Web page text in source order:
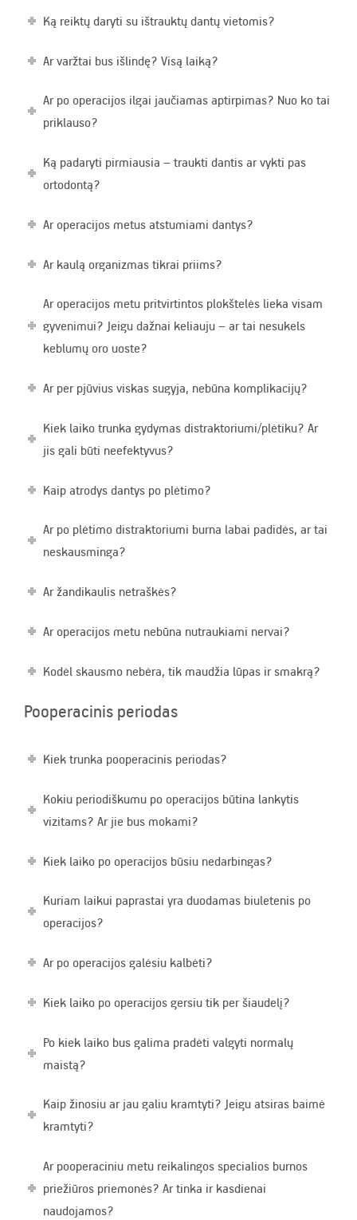
Ką reiktų daryti su ištrauktų dantų vietomis?
Ar varžtai bus išlindę? Visą laiką?
Ar po operacijos ilgai jaučiamas aptirpimas? Nuo ko tai
priklauso?
Ką padaryti pirmiausia – traukti dantis ar vykti pas
ortodontą?
Ar operacijos metus atstumiami dantys?
Ar kaulą organizmas tikrai priims?
Ar operacijos metu pritvirtintos plokštelės lieka visam
gyvenimui? Jeigu dažnai keliauju – ar tai nesukels
keblumų oro uoste?
Ar per pjūvius viskas sugyja, nebūna komplikacijų?
Kiek laiko trunka gydymas distraktoriumi/plėtiku? Ar
jis gali būti neefektyvus?
Kaip atrodys dantys po plėtimo?
Ar po plėtimo distraktoriumi burna labai padidės, ar tai
neskausminga?
Ar žandikaulis netraškės?
Ar operacijos metu nebūna nutraukiami nervai?
Kodėl skausmo nebėra, tik maudžia lūpas ir smakrą?
Pooperacinis periodas
Kiek trunka pooperacinis periodas?
Kokiu periodiškumu po operacijos būtina lankytis
vizitams? Ar jie bus mokami?
Kiek laiko po operacijos būsiu nedarbingas?
Kuriam laikui paprastai yra duodamas biuletenis po
operacijos?
Ar po operacijos galėsiu kalbėti?
Kiek laiko po operacijos gersiu tik per šiaudelį?
Po kiek laiko bus galima pradėti valgyti normalų
maistą?
Kaip žinosiu ar jau galiu kramtyti? Jeigu atsiras baimė
kramtyti?
Ar pooperaciniu metu reikalingos specialios burnos
priežiūros priemonės? Ar tinka ir kasdienai
naudojamos?